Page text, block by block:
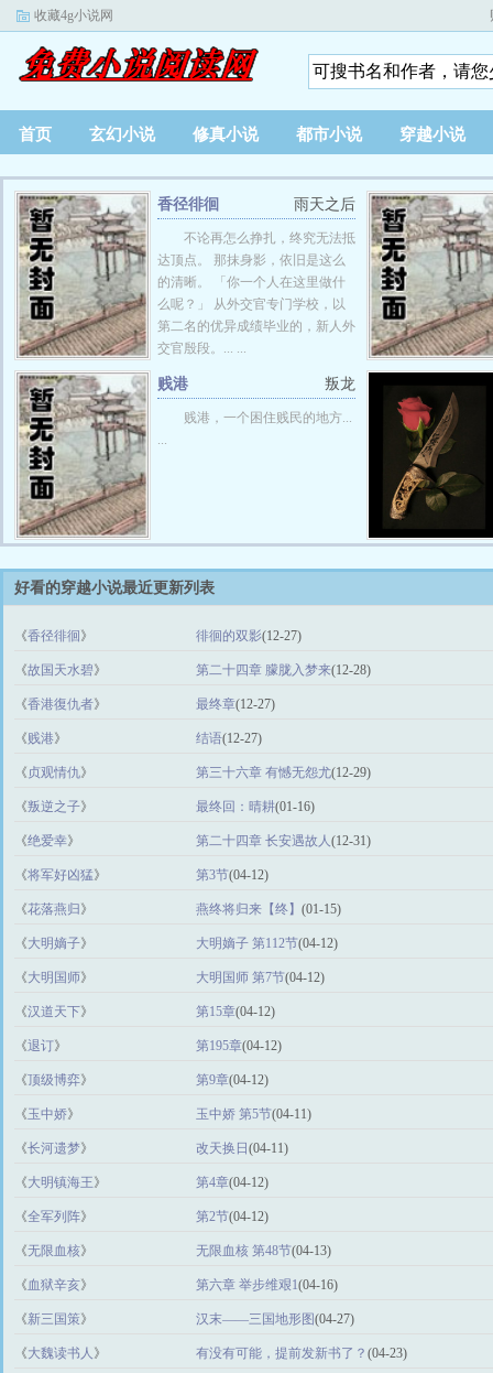
收藏4g小说网
首页 玄幻小说 修真小说 都市小说 穿越小说
雨天之后
香径徘徊
不论再怎么挣扎，终究无法抵
达顶点。 那抹身影，依旧是这么
的清晰。 「你一个人在这里做什
么呢？」 从外交官专门学校，以
第二名的优异成绩毕业的，新人外
交官殷段。... ...
叛龙
贱港
贱港，一个困住贱民的地方...
...
好看的穿越小说最近更新列表
《香径徘徊 》 徘徊的双影(12-27)
《故国天水碧》 第二十四章 朦胧入梦来(12-28)
《香港復仇者》 最终章(12-27)
《贱港》 结语(12-27)
《 贞观情仇》 第三十六章 有憾无怨尤(12-29)
《叛逆之子》 最终回：晴耕(01-16)
《绝爱幸》 第二十四章 长安遇故人(12-31)
《将军好凶猛》 第3节(04-12)
《花落燕归》 燕终将归来【终】 (01-15)
《大明嫡子》 大明嫡子 第112节(04-12)
《大明国师》 大明国师 第7节(04-12)
《汉道天下》 第15章(04-12)
《退订》 第195章(04-12)
《顶级博弈》 第9章(04-12)
《玉中娇》 玉中娇 第5节(04-11)
《长河遗梦》 改天换日 (04-11)
《大明镇海王》 第4章(04-12)
《全军列阵》 第2节(04-12)
《无限血核》 无限血核 第48节(04-13)
《血狱辛亥》 第六章 举步维艰1(04-16)
《新三国策》 汉末——三国地形图(04-27)
《大魏读书人 》 有没有可能，提前发新书了？ (04-23)